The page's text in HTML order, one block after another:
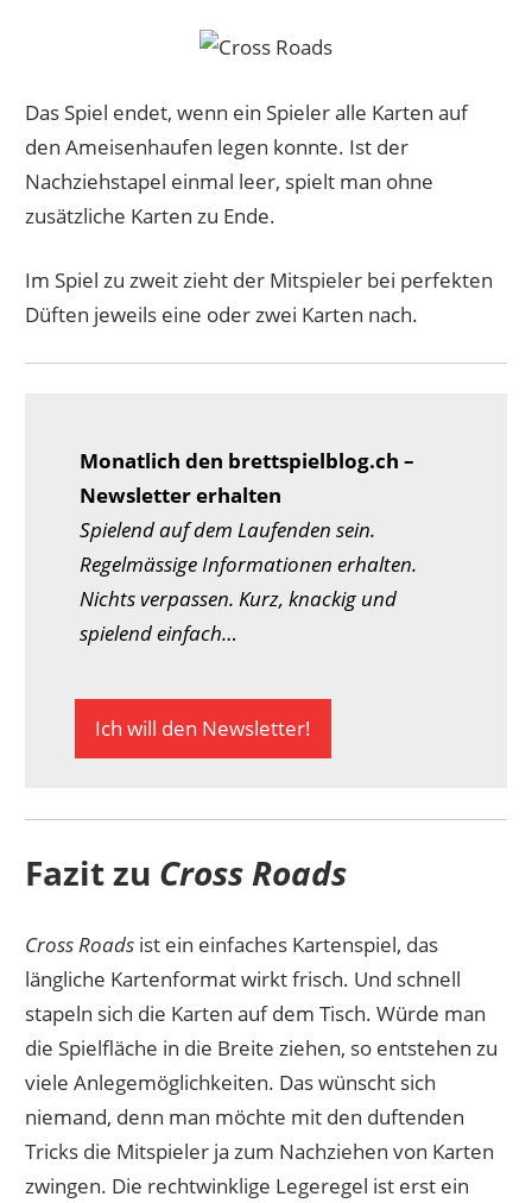
Das Spiel endet, wenn ein Spieler alle Karten auf
den Ameisenhaufen legen konnte. Ist der
Nachziehstapel einmal leer, spielt man ohne
zusätzliche Karten zu Ende.
Im Spiel zu zweit zieht der Mitspieler bei perfekten
Düften jeweils eine oder zwei Karten nach.
Monatlich den brettspielblog.ch –
Newsletter erhalten
Spielend auf dem Laufenden sein.
Regelmässige Informationen erhalten.
Nichts verpassen. Kurz, knackig und
spielend einfach…
Ich will den Newsletter!
Fazit zu Cross Roads
Cross Roads ist ein einfaches Kartenspiel, das
längliche Kartenformat wirkt frisch. Und schnell
stapeln sich die Karten auf dem Tisch. Würde man
die Spielfläche in die Breite ziehen, so entstehen zu
viele Anlegemöglichkeiten. Das wünscht sich
niemand, denn man möchte mit den duftenden
Tricks die Mitspieler ja zum Nachziehen von Karten
zwingen. Die rechtwinklige Legeregel ist erst ein